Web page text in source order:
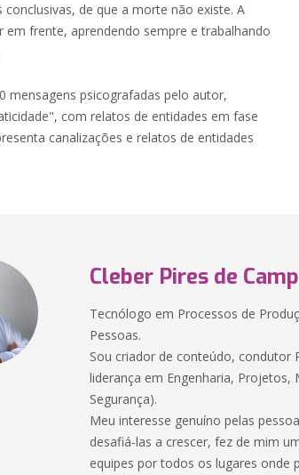
de que a morte não existe. A
em frente, aprendendo sempre e trabalhando
mensagens psicografadas pelo autor,
com relatos de entidades em fase
canalizações e relatos de entidades
Cleber Pires de
Tecnólogo em Processos de
Pessoas.
Sou criador de conteúdo, condutor
liderança em Engenharia, Projetos,
Segurança).
Meu interesse genuíno pelas
desafiá-las a crescer, fez de mim
equipes por todos os lugares onde